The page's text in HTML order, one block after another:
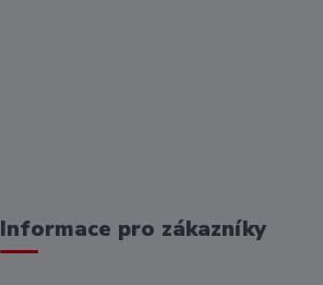
Informace pro zákazníky